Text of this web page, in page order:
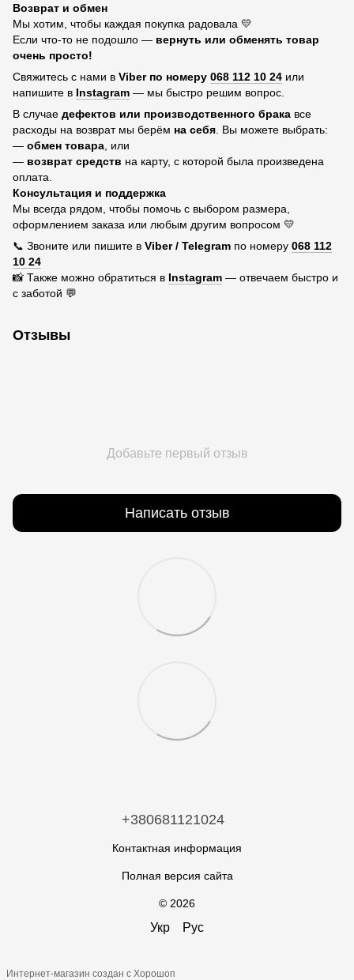
Возврат и обмен
Мы хотим, чтобы каждая покупка радовала 💛
Если что-то не подошло — вернуть или обменять товар
очень просто!
Свяжитесь с нами в Viber по номеру 068 112 10 24 или
напишите в Instagram — мы быстро решим вопрос.
В случае дефектов или производственного брака все
расходы на возврат мы берём на себя . Вы можете выбрать:
— обмен товара , или
— возврат средств на карту, с которой была произведена
оплата.
Консультация и поддержка
Мы всегда рядом, чтобы помочь с выбором размера,
оформлением заказа или любым другим вопросом 💛
📞 Звоните или пишите в Viber / Telegram по номеру 068 112
10 24
📸 Также можно обратиться в Instagram — отвечаем быстро и
с заботой 💬
Отзывы
Добавьте первый отзыв
Написать отзыв
+380681121024
Контактная информация
Полная версия сайта
© 2026
Укр Рус
Интернет-магазин создан с Хорошоп